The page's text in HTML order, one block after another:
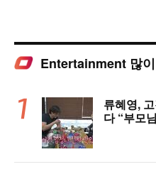
Entertainment 많
류혜영,
다 “부모